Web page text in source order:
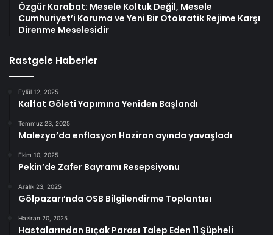
Özgür Karabat: Mesele Koltuk Değil, Mesele
Cumhuriyet’i Koruma ve Yeni Bir Otokratik Rejime Karşı
Direnme Meselesidir
Rastgele Haberler
Eylül 12, 2025
Kalfat Göleti Yapımına Yeniden Başlandı
Temmuz 23, 2025
Malezya’da enflasyon Haziran ayında yavaşladı
Ekim 10, 2025
Pekin’de Zafer Bayramı Resepsiyonu
Aralık 23, 2025
Gölpazarı’nda OSB Bilgilendirme Toplantısı
Haziran 20, 2025
Hastalarından Bıçak Parası Talep Eden 11 Şüpheli